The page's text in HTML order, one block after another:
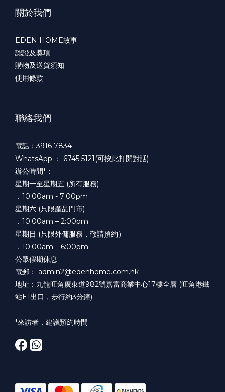
關於我們
EDEN HOME故事
認證及獎項
購物及送貨須知
使用條款
聯絡我們
電話：3916 7834
WhatsApp ： 6745 5121(可按此打開對話)
辦公時間*：
星期一至星期五 (所有服務)
．10:00am - 7:00pm
星期六 (只限產品門市)
．10:00am – 2:00pm
星期日 (只限外傭服務，敬請預約）
．10:00am – 6:00pm
公眾假期休息
電郵： admin2@edenhome.com.hk
地址：九龍旺角廣東道982號嘉富商業中心17樓全層 (旺角港鐵
站E1出口，步行約3分鐘)
*來訪者，建議預約時間